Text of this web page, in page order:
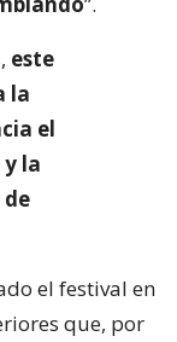
este
la
el
la
el festival en
que, por